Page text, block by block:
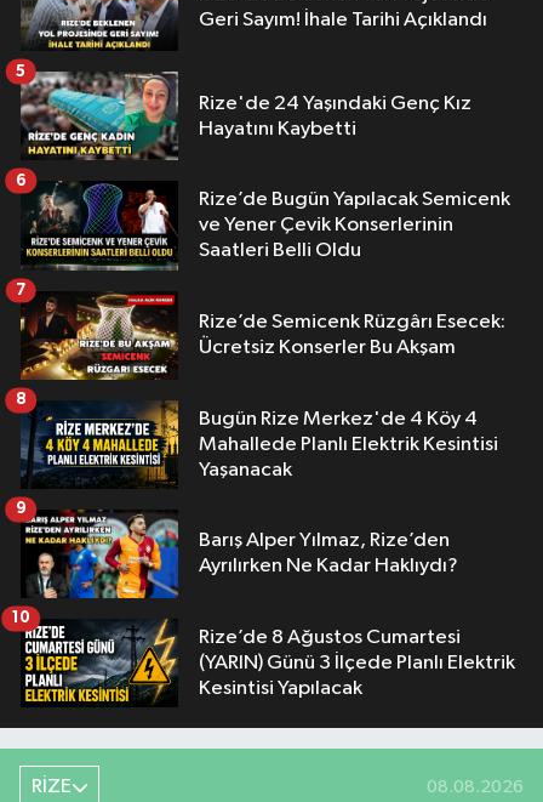
Geri Sayım! İhale Tarihi Açıklandı
Rize'de 24 Yaşındaki Genç Kız
Hayatını Kaybetti
5
Rize’de Bugün Yapılacak Semicenk
ve Yener Çevik Konserlerinin
Saatleri Belli Oldu
6
Rize’de Semicenk Rüzgârı Esecek:
Ücretsiz Konserler Bu Akşam
7
Bugün Rize Merkez'de 4 Köy 4
Mahallede Planlı Elektrik Kesintisi
Yaşanacak
8
Barış Alper Yılmaz, Rize’den
Ayrılırken Ne Kadar Haklıydı?
9
Rize’de 8 Ağustos Cumartesi
(YARIN) Günü 3 İlçede Planlı Elektrik
Kesintisi Yapılacak
10
RİZE 08.08.2026